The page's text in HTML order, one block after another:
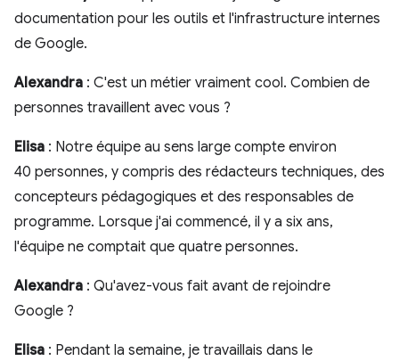
documentation pour les outils et l'infrastructure internes
de Google.
Alexandra : C'est un métier vraiment cool. Combien de
personnes travaillent avec vous ?
Elisa : Notre équipe au sens large compte environ
40 personnes, y compris des rédacteurs techniques, des
concepteurs pédagogiques et des responsables de
programme. Lorsque j'ai commencé, il y a six ans,
l'équipe ne comptait que quatre personnes.
Alexandra : Qu'avez-vous fait avant de rejoindre
Google ?
Elisa : Pendant la semaine, je travaillais dans le